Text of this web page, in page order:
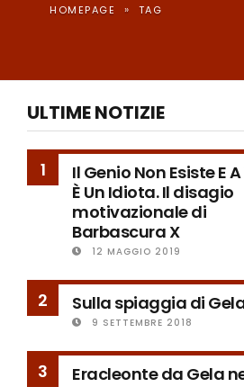
HOMEPAGE » TAG
ULTIME NOTIZIE
1
Il Genio Non Esiste E
È Un Idiota. Il disagio
motivazionale di
Barbascura X
12 MAGGIO 2019
2 Sulla spiaggia di
9 SETTEMBRE 2018
3
Eracleonte da Gela